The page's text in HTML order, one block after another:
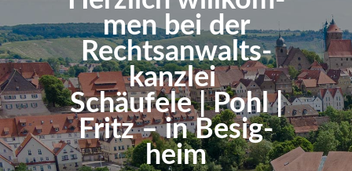
men bei der
Rechts­anwalts­
kanzlei
Schäuf­ele | Pohl |
Fritz – in Besig­
heim